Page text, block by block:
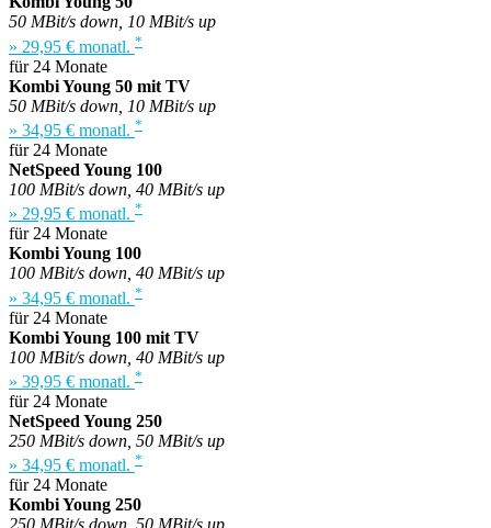
50 MBit/s down, 10 MBit/s up
» 29,95 € monatl. *
für 24 Monate
Kombi Young 50 mit TV
50 MBit/s down, 10 MBit/s up
» 34,95 € monatl. *
für 24 Monate
NetSpeed Young 100
100 MBit/s down, 40 MBit/s up
» 29,95 € monatl. *
für 24 Monate
Kombi Young 100
100 MBit/s down, 40 MBit/s up
» 34,95 € monatl. *
für 24 Monate
Kombi Young 100 mit TV
100 MBit/s down, 40 MBit/s up
» 39,95 € monatl. *
für 24 Monate
NetSpeed Young 250
250 MBit/s down, 50 MBit/s up
» 34,95 € monatl. *
für 24 Monate
Kombi Young 250